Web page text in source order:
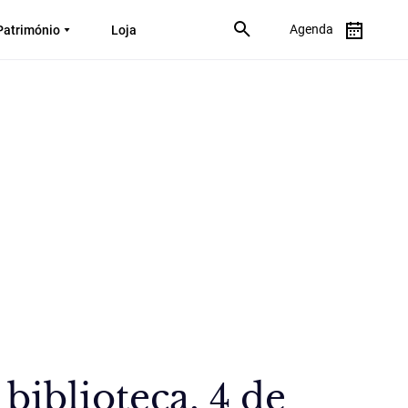
Loja Agenda
4 de